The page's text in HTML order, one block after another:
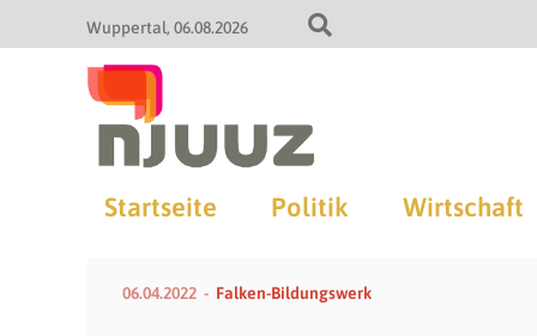
Wuppertal 06.08.2026
Startseite Politik Wirtschaft
06.04.2022 Falken-Bildungswerk